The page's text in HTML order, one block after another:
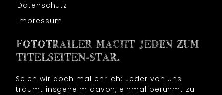
Datenschutz
Impressum
FOTOTRAILER MACHT JEDEN ZUM
TITELSEITEN-STAR.
Seien wir doch mal ehrlich: Jeder von uns
träumt insgeheim davon, einmal berühmt zu